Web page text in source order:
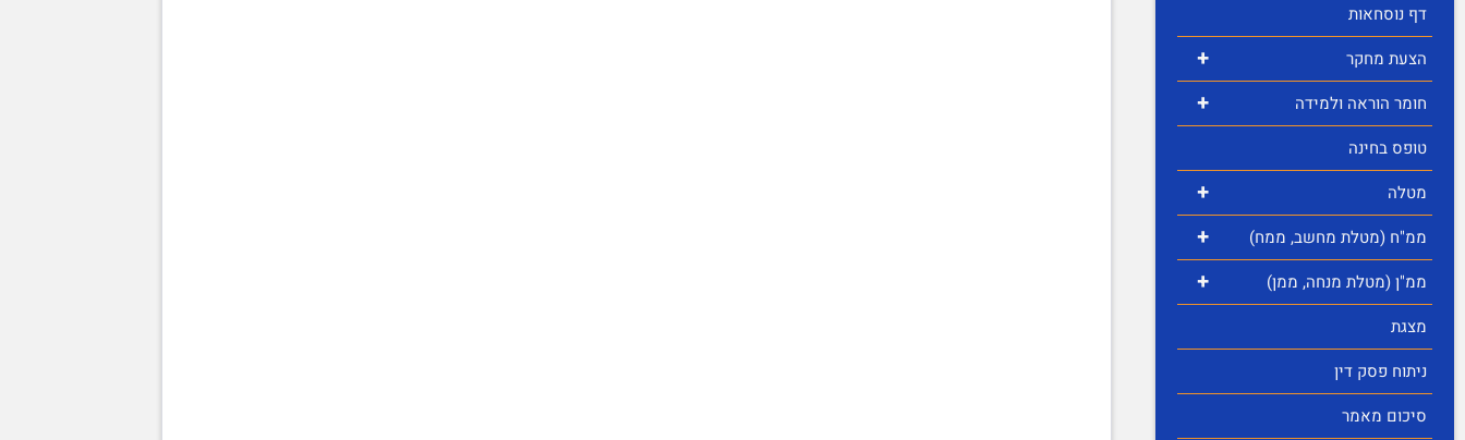
דף נוסחאות
+ הצעת מחקר
+
חומר הוראה ולמידה
טופס בחינה
+ מטלה
+ ממ"ח (מטלת מחשב, ממח)
+
ממ"ן (מטלת מנחה, ממן)
מצגת
ניתוח פסק דין
סיכום מאמר